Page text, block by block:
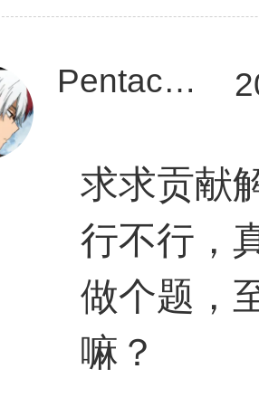
Pentaclamp
求求贡献
行不行，
做个题，
嘛？